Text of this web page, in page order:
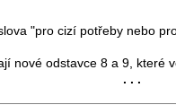
"pro cizí potřeby nebo
odstavce 8 a 9, které
. . .